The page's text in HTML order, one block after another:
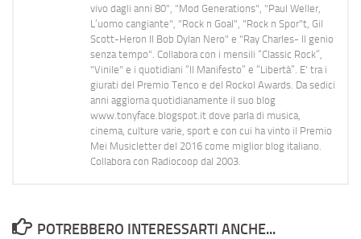
vivo dagli anni 80", "Mod Generations", "Paul Weller,
L’uomo cangiante", "Rock n Goal", "Rock n Spor"t, Gil
Scott-Heron Il Bob Dylan Nero" e "Ray Charles- Il genio
senza tempo". Collabora con i mensili “Classic Rock”,
"Vinile" e i quotidiani “Il Manifesto” e “Libertà”. E' tra i
giurati del Premio Tenco e del Rockol Awards. Da sedici
anni aggiorna quotidianamente il suo blog
www.tonyface.blogspot.it dove parla di musica,
cinema, culture varie, sport e con cui ha vinto il Premio
Mei Musicletter del 2016 come miglior blog italiano.
Collabora con Radiocoop dal 2003.
POTREBBERO INTERESSARTI ANCHE...